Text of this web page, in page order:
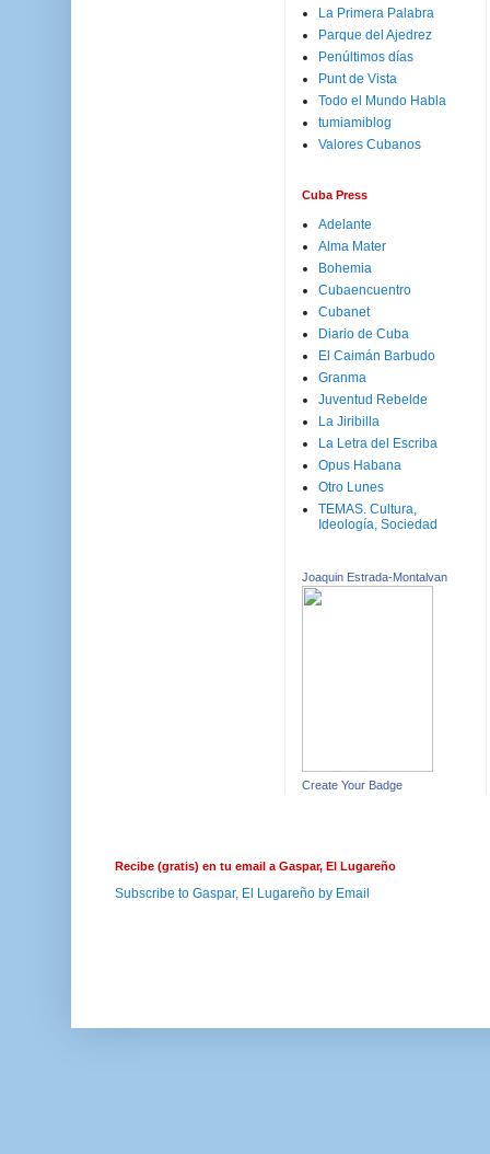
La Primera Palabra
Parque del Ajedrez
Penúltimos días
Punt de Vista
Todo el Mundo Habla
tumiamiblog
Valores Cubanos
Cuba Press
Adelante
Alma Mater
Bohemia
Cubaencuentro
Cubanet
Diario de Cuba
El Caimán Barbudo
Granma
Juventud Rebelde
La Jiribilla
La Letra del Escriba
Opus Habana
Otro Lunes
TEMAS. Cultura,
Ideología, Sociedad
Joaquin Estrada-Montalvan
Create Your Badge
Recibe (gratis) en tu email a Gaspar, El Lugareño
Subscribe to Gaspar, El Lugareño by Email